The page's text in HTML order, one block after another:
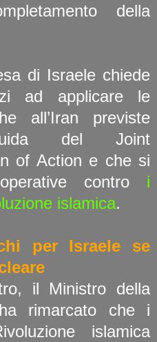
della
di Israele chiede
ad applicare le
all’Iran previste
del Joint
of Action e che si
contro i
islamica.
per Israele se
il Ministro della
rimarcato che i
islamica